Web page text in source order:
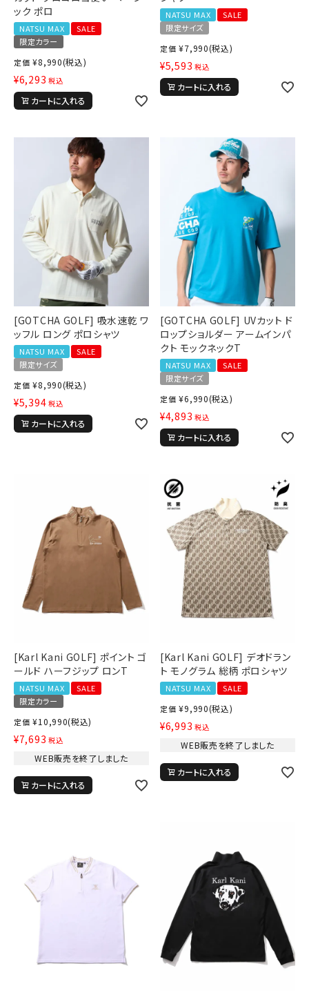
ック ポロ
NATSU MAX
SALE
限定カラー
定価 ¥8,990(税込)
¥6,293 税込
カートに入れる
NATSU MAX
SALE
限定サイズ
定価 ¥7,990(税込)
¥5,593 税込
カートに入れる
[GOTCHA GOLF] 吸水速乾 ワ
ッフル ロング ポロシャツ
NATSU MAX
SALE
限定サイズ
定価 ¥8,990(税込)
¥5,394 税込
カートに入れる
[GOTCHA GOLF] UVカット ド
ロップショルダー アームインパ
クト モックネックT
NATSU MAX
SALE
限定サイズ
定価 ¥6,990(税込)
¥4,893 税込
カートに入れる
[Karl Kani GOLF] ポイント ゴ
ールド ハーフジップ ロンT
NATSU MAX
SALE
限定カラー
定価 ¥10,990(税込)
¥7,693 税込
WEB販売を終了しました
カートに入れる
[Karl Kani GOLF] デオドラン
ト モノグラム 総柄 ポロシャツ
NATSU MAX
SALE
定価 ¥9,990(税込)
¥6,993 税込
WEB販売を終了しました
カートに入れる